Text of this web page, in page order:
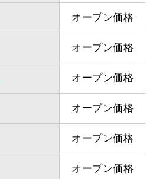
オープン価格
オープン価格
オープン価格
オープン価格
オープン価格
オープン価格